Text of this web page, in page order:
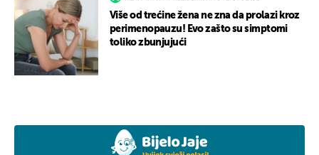
Više od trećine žena ne zna da prolazi kroz
perimenopauzu! Evo zašto su simptomi
toliko zbunjujući